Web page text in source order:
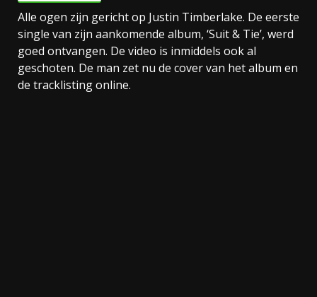
Alle ogen zijn gericht op Justin Timberlake. De eerste
single van zijn aankomende album, ‘Suit & Tie’, werd
goed ontvangen. De video is inmiddels ook al
geschoten. De man zet nu de cover van het album en
de tracklisting online.